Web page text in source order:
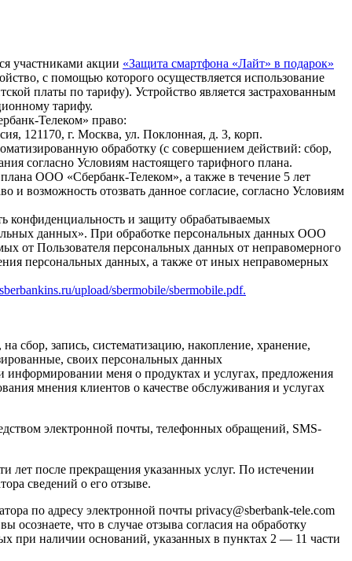
участниками акции «Защита смартфона «Лайт» в подарок»
с помощью которого осуществляется использование
платы по тарифу). Устройство является застрахованным
тарифу.
Телеком» право:
121170, г. Москва, ул. Поклонная, д. 3, корп.
обработку (с совершением действий: сбор,
согласно Условиям настоящего тарифного плана.
ООО «Сбербанк-Телеком», а также в течение 5 лет
возможность отозвать данное согласие, согласно Условиям
конфиденциальность и защиту обрабатываемых
данных». При обработке персональных данных ООО
от Пользователя персональных данных от неправомерного
персональных данных, а также от иных неправомерных
upload/sbermobile/sbermobile.pdf.
сбор, запись, систематизацию, накопление, хранение,
своих персональных данных
меня о продуктах и услугах, предложения
мнения клиентов о качестве обслуживания и услугах
электронной почты, телефонных обращений, SMS-
лет после прекращения указанных услуг. По истечении
сведений о его отзыве.
по адресу электронной почты privacy@sberbank-tele.com
что в случае отзыва согласия на обработку
при наличии оснований, указанных в пунктах 2 — 11 части